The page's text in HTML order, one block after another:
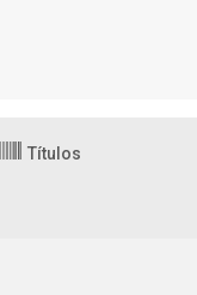
Títulos